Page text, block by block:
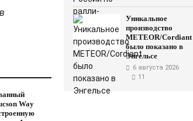
Way
Уникальное
производство
METEOR/Cordiant
было показано в
Энгельсе
6 августа 2026
11